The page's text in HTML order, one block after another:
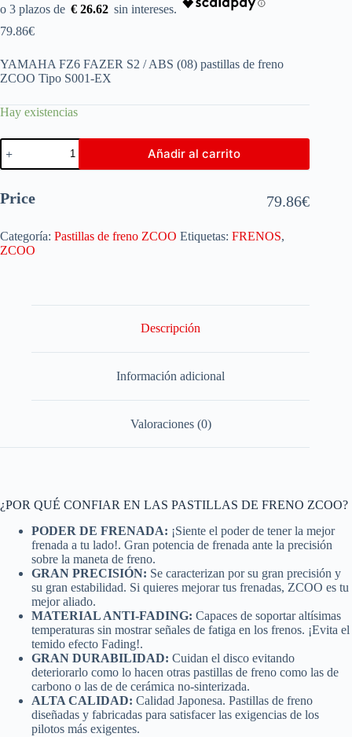
€ 26.62
79.86€
YAMAHA FZ6 FAZER S2 / ABS (08) pastillas de freno
ZCOO Tipo S001-EX
Hay existencias
Añadir al carrito
Price 79.86€
Categoría: Pastillas de freno ZCOO Etiquetas: FRENOS,
ZCOO
Descripción
Información adicional
Valoraciones (0)
¿POR QUÉ CONFIAR EN LAS PASTILLAS DE FRENO ZCOO?
PODER DE FRENADA: ¡Siente el poder de tener la mejor
frenada a tu lado!. Gran potencia de frenada ante la precisión
sobre la maneta de freno.
GRAN PRECISIÓN: Se caracterizan por su gran precisión y
su gran estabilidad. Si quieres mejorar tus frenadas, ZCOO es tu
mejor aliado.
MATERIAL ANTI-FADING: Capaces de soportar altísimas
temperaturas sin mostrar señales de fatiga en los frenos. ¡Evita el
temido efecto Fading!.
GRAN DURABILIDAD: Cuidan el disco evitando
deteriorarlo como lo hacen otras pastillas de freno como las de
carbono o las de de cerámica no-sinterizada.
ALTA CALIDAD: Calidad Japonesa. Pastillas de freno
diseñadas y fabricadas para satisfacer las exigencias de los
pilotos más exigentes.